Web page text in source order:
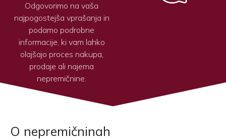
Odgovorimo na vaša
najpogostejša vprašanja in
podamo podrobne
informacije, ki vam lahko
olajšajo proces nakupa,
prodaje ali najema
nepremičnine.
O nepremičninah